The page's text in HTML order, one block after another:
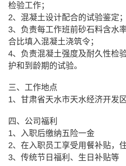
检验工作；
2、混凝土设计配合的试验鉴定；
3、负责每工作班前砂石料含水
合比填入混凝土浇筑令；
4、负责混凝土强度及耐久性检
护和到龄期的试验。
三、工作地点
1、甘肃省天水市天水经济开发
四、公司福利
1、入职后缴纳五险一金
2、在入职员工享受用餐补贴，
3、传统节日福利、生日补贴等